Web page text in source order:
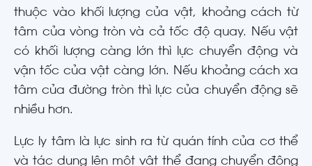
thuộc vào khối lượng của vật, khoảng cách từ
tâm của vòng tròn và cả tốc độ quay. Nếu vật
có khối lượng càng lớn thì lực chuyển động và
vận tốc của vật càng lớn. Nếu khoảng cách xa
tâm của đường tròn thì lực của chuyển động sẽ
nhiều hơn.
Lực ly tâm là lực sinh ra từ quán tính của cơ thể
và tác dụng lên một vật thể đang chuyển động